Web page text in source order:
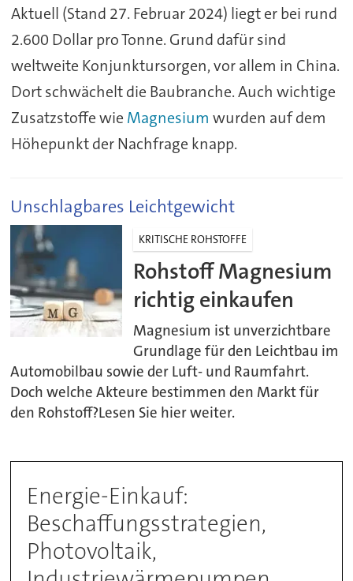
Aktuell (Stand 27. Februar 2024) liegt er bei rund
2.600 Dollar pro Tonne. Grund dafür sind
weltweite Konjunktursorgen, vor allem in China.
Dort schwächelt die Baubranche. Auch wichtige
Zusatzstoffe wie Magnesium wurden auf dem
Höhepunkt der Nachfrage knapp.
Unschlagbares Leichtgewicht
KRITISCHE ROHSTOFFE
Rohstoff Magnesium
richtig einkaufen
Magnesium ist unverzichtbare
Grundlage für den Leichtbau im
Automobilbau sowie der Luft- und Raumfahrt.
Doch welche Akteure bestimmen den Markt für
den Rohstoff?Lesen Sie hier weiter.
Energie-Einkauf:
Beschaffungsstrategien,
Photovoltaik,